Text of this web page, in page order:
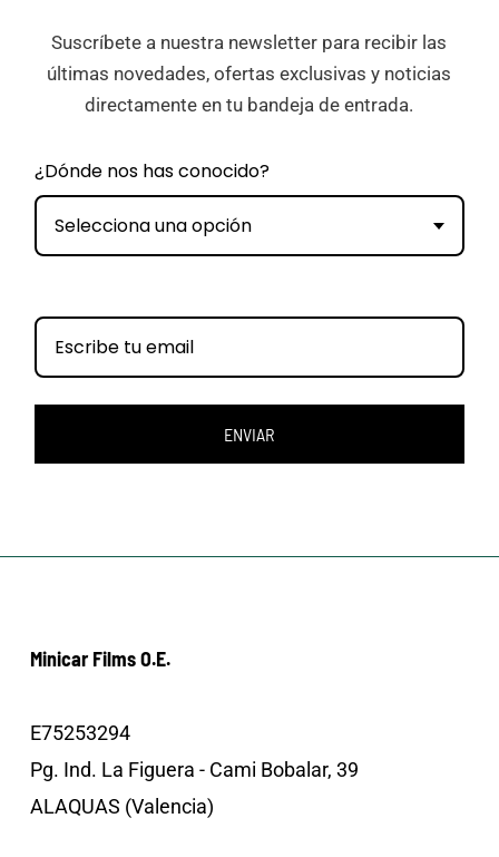
Suscríbete a nuestra newsletter para recibir las
últimas novedades, ofertas exclusivas y noticias
directamente en tu bandeja de entrada.
¿Dónde nos has conocido?
Selecciona una opción
ENVIAR
Minicar Films O.E.
E75253294
Pg. Ind. La Figuera - Cami Bobalar, 39
ALAQUAS (Valencia)